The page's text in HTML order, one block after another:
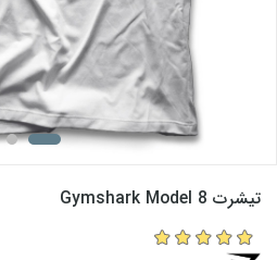
تیشرت Gymshark Model 8